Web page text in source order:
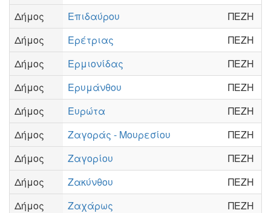
Δήμος
Επιδαύρου
ΠΕΖΗ
Δήμος
Ερέτριας
ΠΕΖΗ
Δήμος
Ερμιονίδας
ΠΕΖΗ
Δήμος
Ερυμάνθου
ΠΕΖΗ
Δήμος
Ευρώτα
ΠΕΖΗ
Δήμος
Ζαγοράς - Μουρεσίου
ΠΕΖΗ
Δήμος
Ζαγορίου
ΠΕΖΗ
Δήμος
Ζακύνθου
ΠΕΖΗ
Δήμος
Ζαχάρως
ΠΕΖΗ